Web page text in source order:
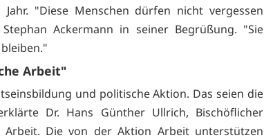
"Diese Menschen dürfen nicht vergessen
Ackermann in seiner Begrüßung. "Sie
Arbeit"
und politische Aktion. Das seien die
Dr. Hans Günther Ullrich, Bischöflicher
Die von der Aktion Arbeit unterstützen